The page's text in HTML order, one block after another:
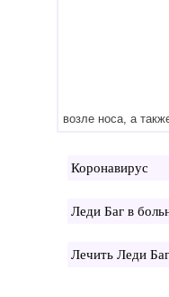
возле носа, а
Коронавирус
Леди Баг в
Лечить Леди Баг